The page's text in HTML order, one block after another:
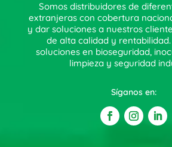
Somos distribuidores de
extranjeras con cobertura
y dar soluciones a nuestros
de alta calidad y
soluciones en bioseguridad,
limpieza y seguridad
Síganos en: